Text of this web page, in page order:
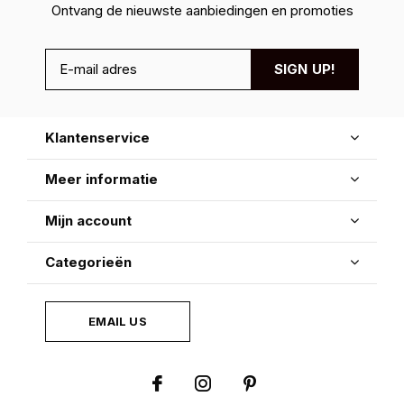
Ontvang de nieuwste aanbiedingen en promoties
SIGN UP!
Klantenservice
Meer informatie
Mijn account
Categorieën
EMAIL US